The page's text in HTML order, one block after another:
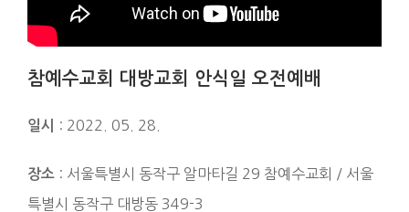
참예수교회 대방교회 안식일 오전예배
일시 : 2022. 05. 28.
장소 : 서울특별시 동작구 알마타길 29 참예수교회 / 서울
특별시 동작구 대방동 349-3